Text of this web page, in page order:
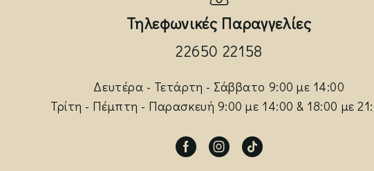
Τηλεφωνικές Παραγγελίες
22650 22158
Δευτέρα - Τετάρτη - Σάββατο 9:00 με 14:00
Τρίτη - Πέμπτη - Παρασκευή 9:00 με 14:00 & 18:00 με
FacebookInstagram
Tik-